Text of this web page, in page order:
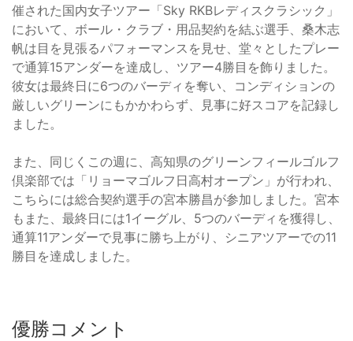
催された国内女子ツアー「Sky RKBレディスクラシック」
において、ボール・クラブ・用品契約を結ぶ選手、桑木志
帆は目を見張るパフォーマンスを見せ、堂々としたプレー
で通算15アンダーを達成し、ツアー4勝目を飾りました。
彼女は最終日に6つのバーディを奪い、コンディションの
厳しいグリーンにもかかわらず、見事に好スコアを記録し
ました。
また、同じくこの週に、高知県のグリーンフィールゴルフ
倶楽部では「リョーマゴルフ日高村オープン」が行われ、
こちらには総合契約選手の宮本勝昌が参加しました。宮本
もまた、最終日には1イーグル、5つのバーディを獲得し、
通算11アンダーで見事に勝ち上がり、シニアツアーでの11
勝目を達成しました。
優勝コメント